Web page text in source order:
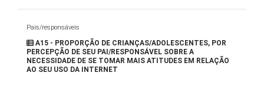
Pais/responsáveis
A15 - PROPORÇÃO DE CRIANÇAS/ADOLESCENTES, POR
PERCEPÇÃO DE SEU PAI/RESPONSÁVEL SOBRE A
NECESSIDADE DE SE TOMAR MAIS ATITUDES EM RELAÇÃO
AO SEU USO DA INTERNET